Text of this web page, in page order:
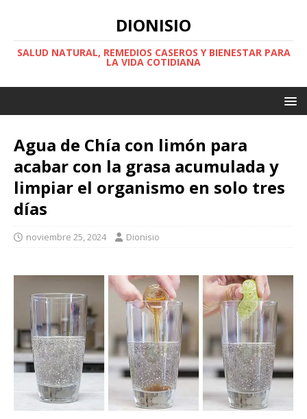
DIONISIO
SALUD NATURAL, REMEDIOS CASEROS Y BIENESTAR PARA
LA VIDA COTIDIANA
Agua de Chía con limón para
acabar con la grasa acumulada y
limpiar el organismo en solo tres
días
noviembre 25, 2024 Dionisio